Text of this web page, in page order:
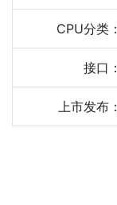
CPU分类：
接口：
上市发布：